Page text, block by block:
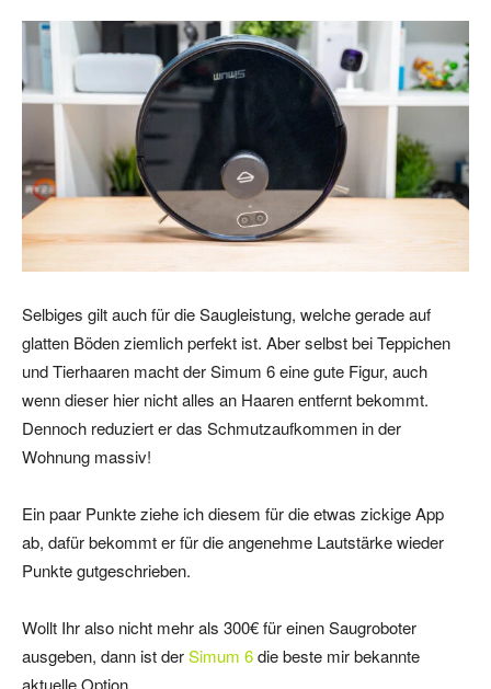
Selbiges gilt auch für die Saugleistung, welche gerade auf
glatten Böden ziemlich perfekt ist. Aber selbst bei Teppichen
und Tierhaaren macht der Simum 6 eine gute Figur, auch
wenn dieser hier nicht alles an Haaren entfernt bekommt.
Dennoch reduziert er das Schmutzaufkommen in der
Wohnung massiv!
Ein paar Punkte ziehe ich diesem für die etwas zickige App
ab, dafür bekommt er für die angenehme Lautstärke wieder
Punkte gutgeschrieben.
Wollt Ihr also nicht mehr als 300€ für einen Saugroboter
ausgeben, dann ist derSimum 6die beste mir bekannte